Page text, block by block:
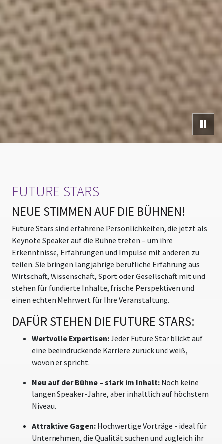
FUTURE STARS
NEUE STIMMEN AUF DIE BÜHNEN!
Future Stars sind erfahrene Persönlichkeiten, die jetzt als
Keynote Speaker auf die Bühne treten – um ihre
Erkenntnisse, Erfahrungen und Impulse mit anderen zu
teilen. Sie bringen langjährige berufliche Erfahrung aus
Wirtschaft, Wissenschaft, Sport oder Gesellschaft mit und
stehen für fundierte Inhalte, frische Perspektiven und
einen echten Mehrwert für Ihre Veranstaltung.
DAFÜR STEHEN DIE FUTURE STARS:
Wertvolle Expertisen:Jeder Future Star blickt auf
eine beeindruckende Karriere zurück und weiß,
wovon er spricht.
Neu auf der Bühne – stark im Inhalt: Noch keine
langen Speaker-Jahre, aber inhaltlich auf höchstem
Niveau.
Attraktive Gagen: Hochwertige Vorträge - ideal für
Unternehmen, die Qualität suchen und zugleich ihr